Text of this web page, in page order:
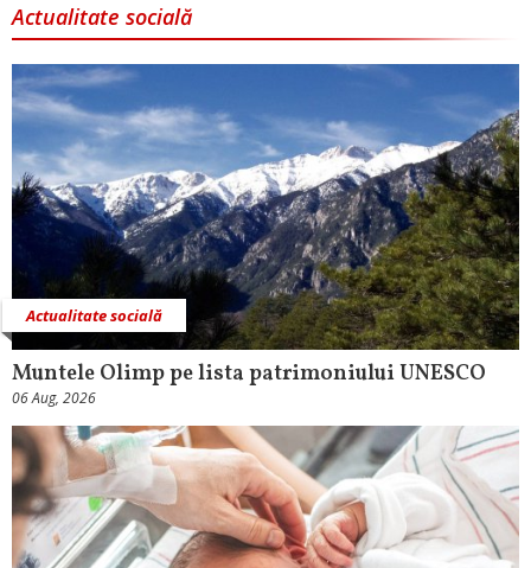
Actualitate socială
Actualitate socială
Muntele Olimp pe lista patrimoniului UNESCO
06 Aug, 2026